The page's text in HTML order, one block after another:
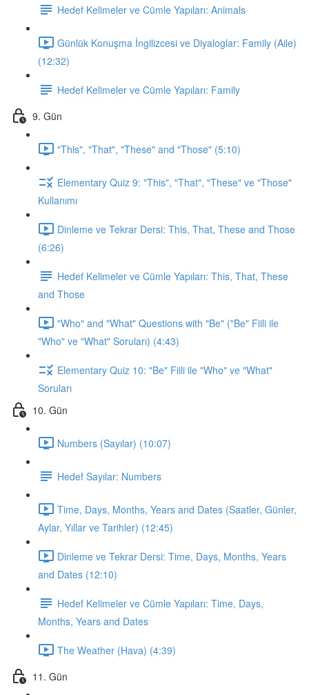
Hedef Kelimeler ve Cümle Yapıları: Animals
Günlük Konuşma İngilizcesi ve Diyaloglar: Family (Aile)
(12:32)
Hedef Kelimeler ve Cümle Yapıları: Family
9. Gün
"This", "That", "These" and "Those" (5:10)
Elementary Quiz 9: "This", "That", "These" ve "Those"
Kullanımı
Dinleme ve Tekrar Dersi: This, That, These and Those
(6:26)
Hedef Kelimeler ve Cümle Yapıları: This, That, These
and Those
"Who" and "What" Questions with "Be" ("Be" Fiili ile
"Who" ve "What" Soruları) (4:43)
Elementary Quiz 10: "Be" Fiili ile "Who" ve "What"
Soruları
10. Gün
Numbers (Sayılar) (10:07)
Hedef Sayılar: Numbers
Time, Days, Months, Years and Dates (Saatler, Günler,
Aylar, Yıllar ve Tarihler) (12:45)
Dinleme ve Tekrar Dersi: Time, Days, Months, Years
and Dates (12:10)
Hedef Kelimeler ve Cümle Yapıları: Time, Days,
Months, Years and Dates
The Weather (Hava) (4:39)
11. Gün